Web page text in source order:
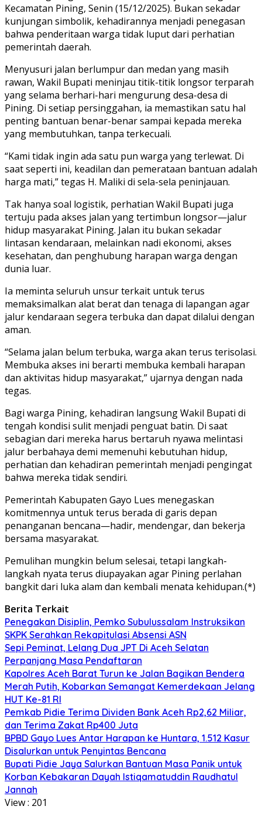
Kecamatan Pining, Senin (15/12/2025). Bukan sekadar
kunjungan simbolik, kehadirannya menjadi penegasan
bahwa penderitaan warga tidak luput dari perhatian
pemerintah daerah.
Menyusuri jalan berlumpur dan medan yang masih
rawan, Wakil Bupati meninjau titik-titik longsor terparah
yang selama berhari-hari mengurung desa-desa di
Pining. Di setiap persinggahan, ia memastikan satu hal
penting bantuan benar-benar sampai kepada mereka
yang membutuhkan, tanpa terkecuali.
“Kami tidak ingin ada satu pun warga yang terlewat. Di
saat seperti ini, keadilan dan pemerataan bantuan adalah
harga mati,” tegas H. Maliki di sela-sela peninjauan.
Tak hanya soal logistik, perhatian Wakil Bupati juga
tertuju pada akses jalan yang tertimbun longsor—jalur
hidup masyarakat Pining. Jalan itu bukan sekadar
lintasan kendaraan, melainkan nadi ekonomi, akses
kesehatan, dan penghubung harapan warga dengan
dunia luar.
Ia meminta seluruh unsur terkait untuk terus
memaksimalkan alat berat dan tenaga di lapangan agar
jalur kendaraan segera terbuka dan dapat dilalui dengan
aman.
“Selama jalan belum terbuka, warga akan terus terisolasi.
Membuka akses ini berarti membuka kembali harapan
dan aktivitas hidup masyarakat,” ujarnya dengan nada
tegas.
Bagi warga Pining, kehadiran langsung Wakil Bupati di
tengah kondisi sulit menjadi penguat batin. Di saat
sebagian dari mereka harus bertaruh nyawa melintasi
jalur berbahaya demi memenuhi kebutuhan hidup,
perhatian dan kehadiran pemerintah menjadi pengingat
bahwa mereka tidak sendiri.
Pemerintah Kabupaten Gayo Lues menegaskan
komitmennya untuk terus berada di garis depan
penanganan bencana—hadir, mendengar, dan bekerja
bersama masyarakat.
Pemulihan mungkin belum selesai, tetapi langkah-
langkah nyata terus diupayakan agar Pining perlahan
bangkit dari luka alam dan kembali menata kehidupan.(*)
Berita Terkait
Penegakan Disiplin, Pemko Subulussalam Instruksikan
SKPK Serahkan Rekapitulasi Absensi ASN
Sepi Peminat, Lelang Dua JPT Di Aceh Selatan
Perpanjang Masa Pendaftaran
Kapolres Aceh Barat Turun ke Jalan Bagikan Bendera
Merah Putih, Kobarkan Semangat Kemerdekaan Jelang
HUT Ke-81 RI
Pemkab Pidie Terima Dividen Bank Aceh Rp2,62 Miliar,
dan Terima Zakat Rp400 Juta
BPBD Gayo Lues Antar Harapan ke Huntara, 1.512 Kasur
Disalurkan untuk Penyintas Bencana
Bupati Pidie Jaya Salurkan Bantuan Masa Panik untuk
Korban Kebakaran Dayah Istiqamatuddin Raudhatul
Jannah
View : 201